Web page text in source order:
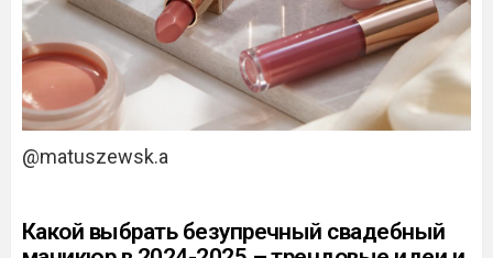
@matuszewsk.a
Какой выбрать безупречный свадебный